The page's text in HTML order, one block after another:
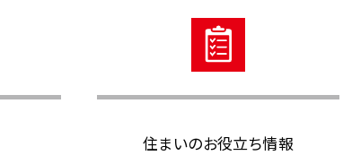
住まいのお役立ち情報